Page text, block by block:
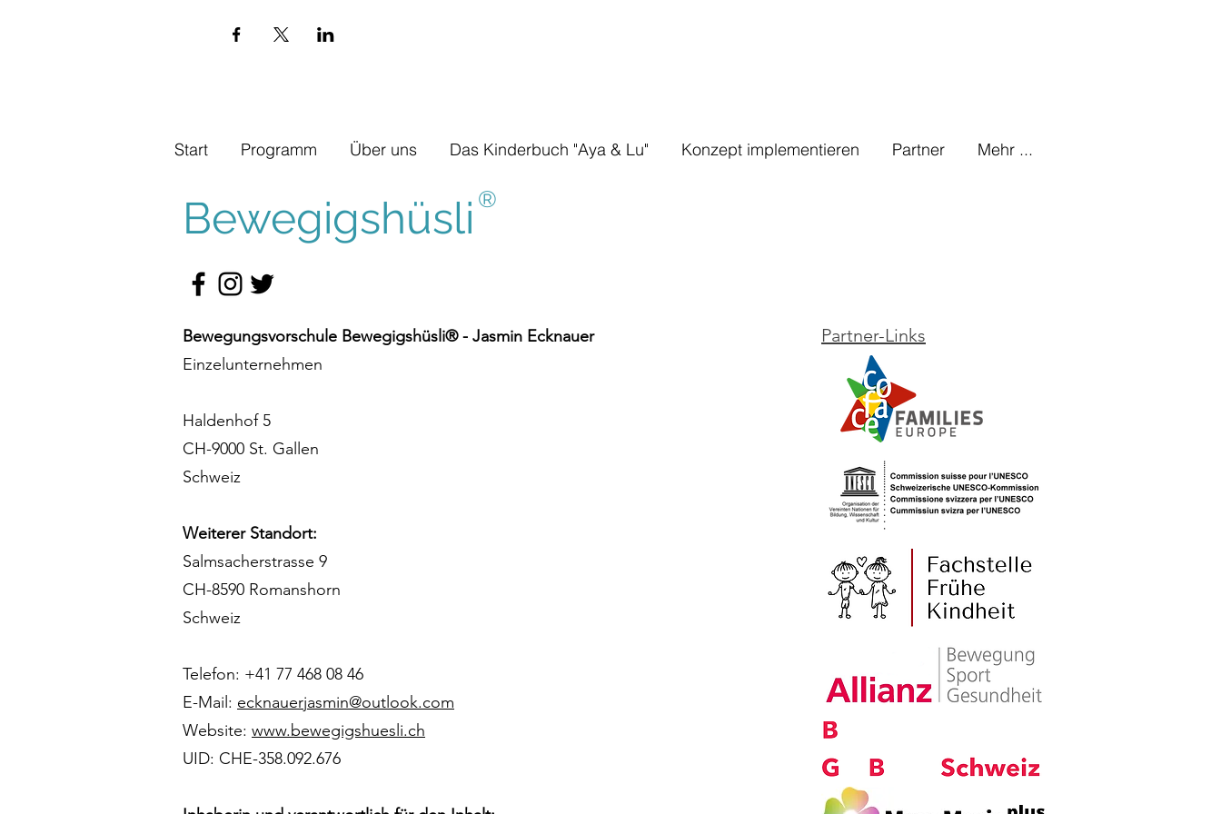
Start Programm Über uns Das Kinderbuch "Aya & Lu" Konzept implementieren Partner Mehr ...
Bewegigshüsli ®
Bewegungsvorschule Bewegigshüsli® - Jasmin Ecknauer
Einzelunternehmen
Haldenhof 5
CH-9000 St. Gallen
Schweiz
Weiterer Standort:
Salmsacherstrasse 9
CH-8590 Romanshorn
Schweiz
Telefon: +41 77 468 08 46
E-Mail: ecknauerjasmin@outlook.com
Website: www.bewegigshuesli.ch
UID: CHE-358.092.676
Partner-Links